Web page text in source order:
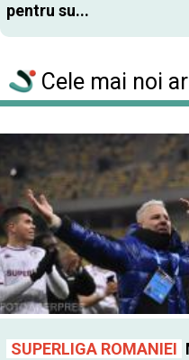
pentru su...
Cele mai noi
SUPERLIGA ROMANIEI